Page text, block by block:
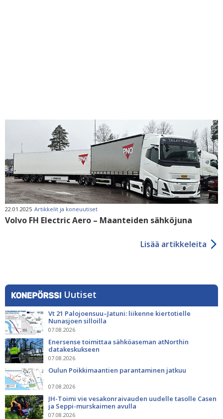
22.01.2025 Artikkelit ja koneuutiset
Volvo FH Electric Aero – Maanteiden sähköjuna
Lisää artikkeleita
Uutiset
Vt 21 Palojoensuu–Jatuni: liikenne kiertotielle
Nunasjoen silloilla
07.08.2026
Enersense toimittaa sähköaseman atNorthin
datakeskukseen
07.08.2026
Oulun Poikkimaantien parantaminen jatkuu
07.08.2026
JH-Toimi vie vesakonraivauden uudelle tasolle Casen
ja Seppi-murskaimen avulla
07.08.2026